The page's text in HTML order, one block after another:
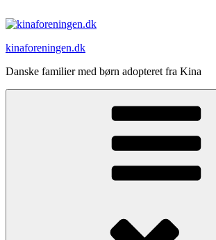
til
kinaforeningen.dk
Danske familier med børn adopteret fra Kina